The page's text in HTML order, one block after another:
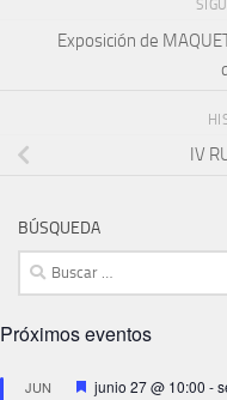
Exposición de
IV
BÚSQUEDA
Buscar:
Próximos eventos
JUN Destacado
junio 27 @ 10:00 -